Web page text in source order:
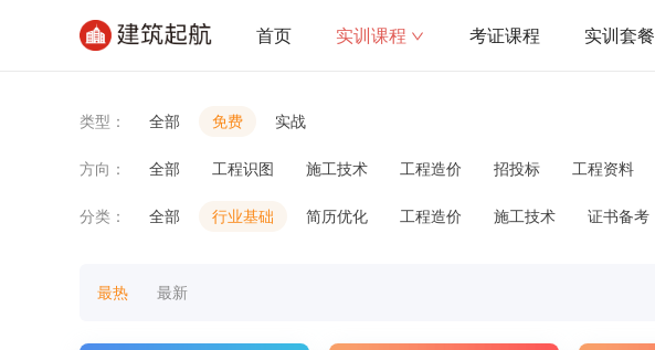
首页 实训课程 考证课程 实训套餐
类型： 全部 免费 实战
方向： 全部 工程识图 施工技术 工程造价 招投标 工程资料
分类： 全部 行业基础 简历优化 工程造价 施工技术 证书备考
最热 最新